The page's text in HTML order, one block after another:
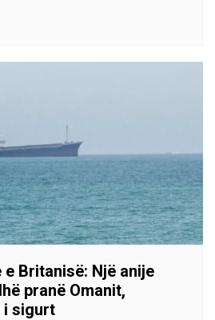
Britanisë: Një anije
pranë Omanit,
i sigurt